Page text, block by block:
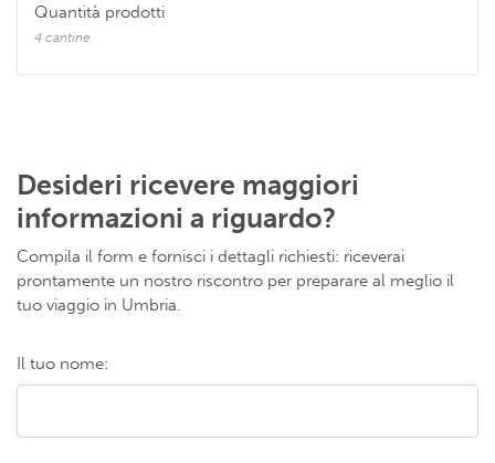
Quantità prodotti
4 cantine
Desideri ricevere maggiori
informazioni a riguardo?
Compila il form e fornisci i dettagli richiesti: riceverai
prontamente un nostro riscontro per preparare al meglio il
tuo viaggio in Umbria.
Il tuo nome: